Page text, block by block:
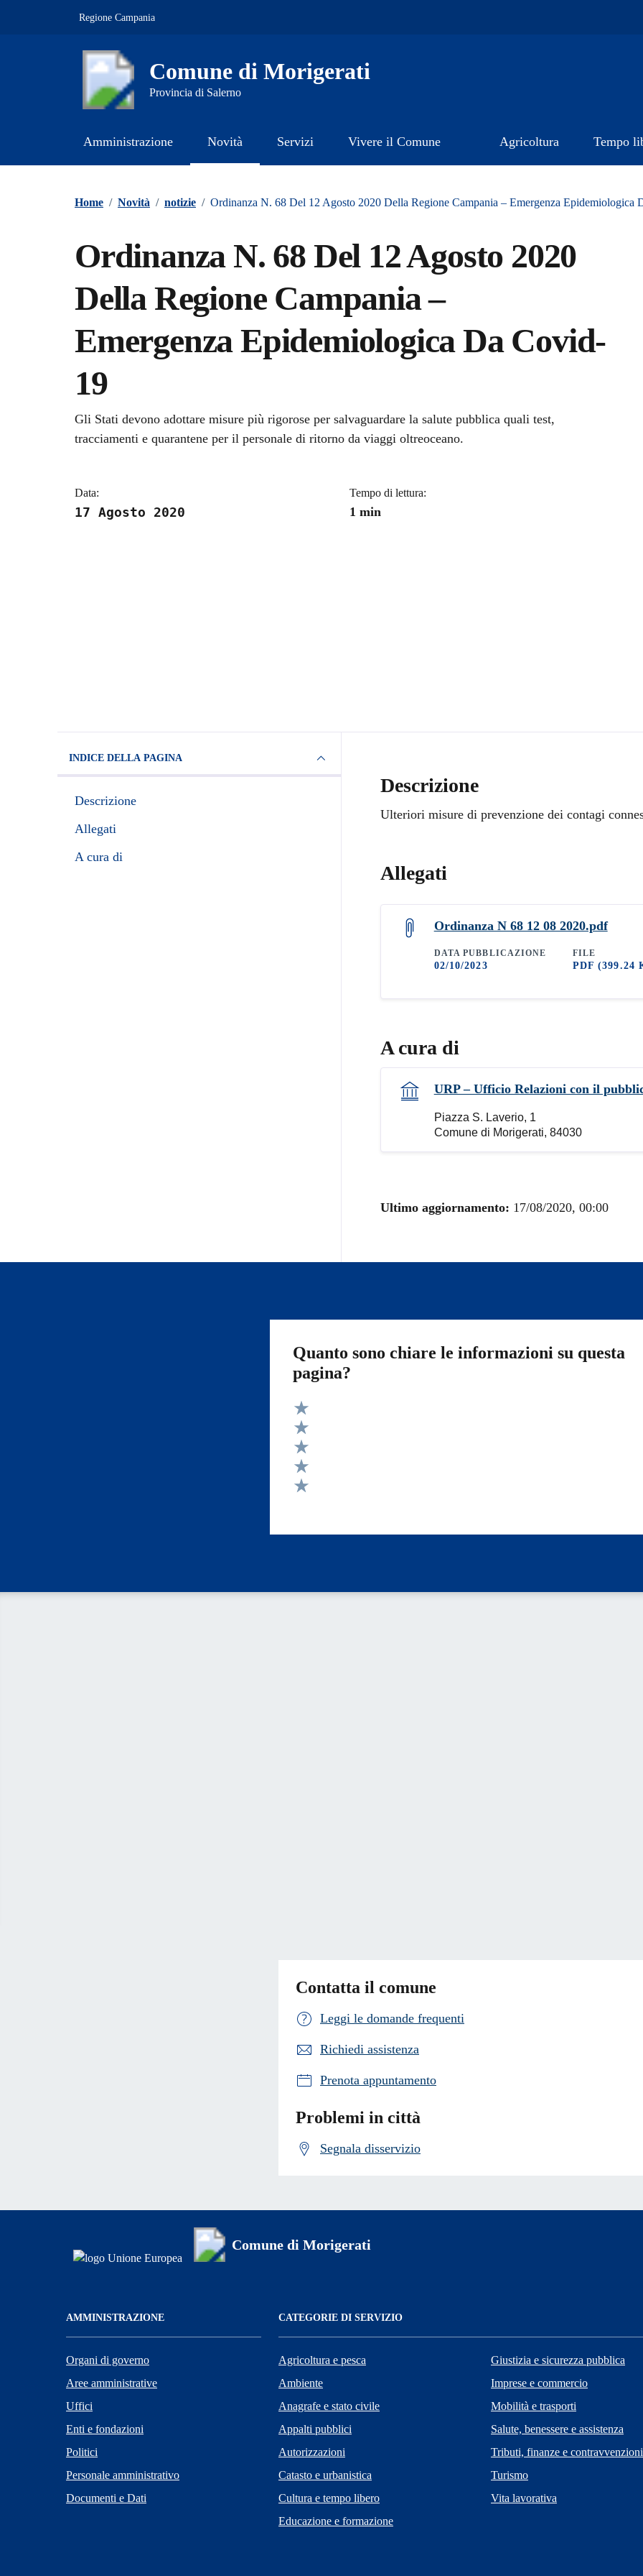
Regione Campania
Comune di Morigerati
Provincia di Salerno
Amministrazione Novità Servizi Vivere il Comune Agricoltura Tempo
Home / Novità / notizie / Ordinanza N. 68 Del 12 Agosto 2020 Della Regione Campania – Emergenza Epidemiologica
Ordinanza N. 68 Del 12 Agosto 2020
Della Regione Campania –
Emergenza Epidemiologica Da Covid-
19
Dettagli della notizia
Gli Stati devono adottare misure più rigorose per salvaguardare la salute pubblica quali test,
tracciamenti e quarantene per il personale di ritorno da viaggi oltreoceano.
Data:
17 Agosto 2020
Tempo di lettura:
1 min
INDICE DELLA PAGINA
Descrizione
Allegati
A cura di
Descrizione
Ulteriori misure di prevenzione dei contagi
Allegati
Ordinanza N 68 12 08 2020.pdf
DATA PUBBLICAZIONE
02/10/2023
FILE
PDF(399.24
A cura di
URP – Ufficio Relazioni con il
Piazza S. Laverio, 1
Comune di Morigerati, 84030
Ultimo aggiornamento: 17/08/2020, 00:00
Quanto sono chiare le informazioni su questa
pagina?
Valuta 5 stelle su 5
Valuta 4 stelle su 5
Valuta 3 stelle su 5
Valuta 2 stelle su 5
Contatta il comune
Leggi le domande frequenti
Richiedi assistenza
Prenota appuntamento
Problemi in città
Segnala disservizio
Comune di Morigerati
AMMINISTRAZIONE
Organi di governo
Aree amministrative
Uffici
Enti e fondazioni
Politici
Personale amministrativo
Documenti e Dati
CATEGORIE DI SERVIZIO
Agricoltura e pesca
Ambiente
Anagrafe e stato civile
Appalti pubblici
Autorizzazioni
Catasto e urbanistica
Cultura e tempo libero
Educazione e formazione
Giustizia e sicurezza pubblica
Imprese e commercio
Mobilità e trasporti
Salute, benessere e assistenza
Tributi, finanze e contravvenzioni
Turismo
Vita lavorativa